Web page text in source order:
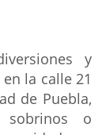
y
la calle 21
de Puebla,
o